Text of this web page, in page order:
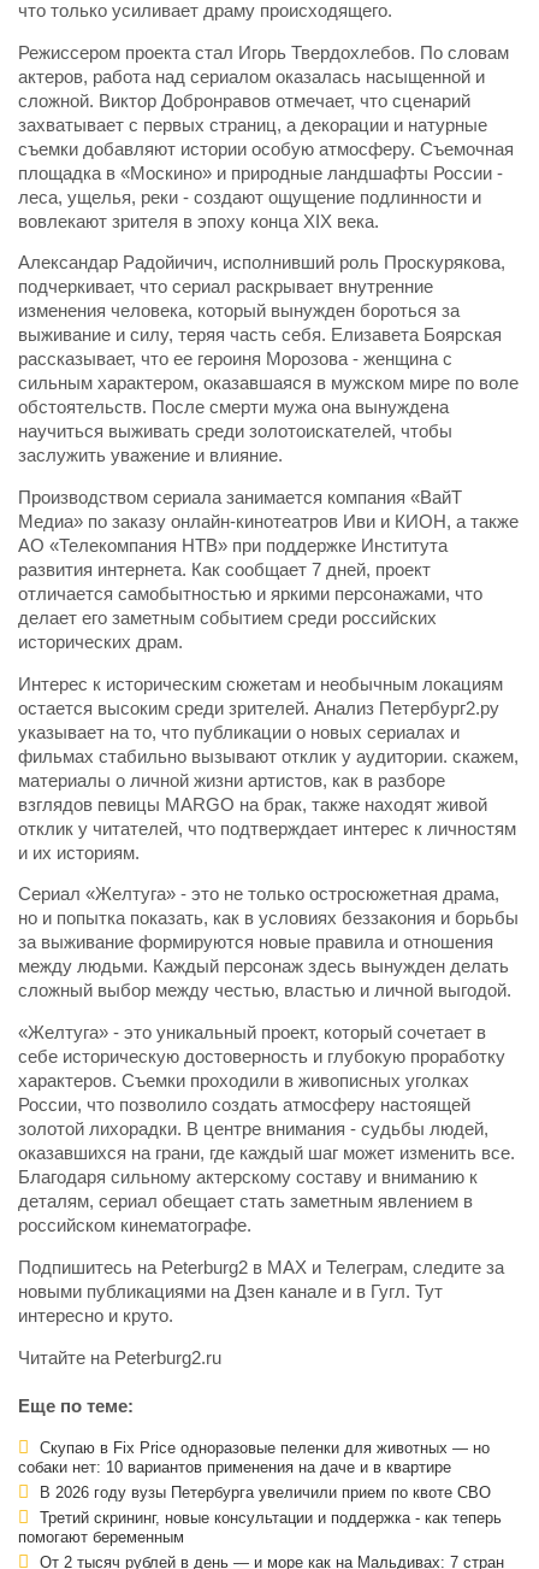
что только усиливает драму происходящего.
Режиссером проекта стал Игорь Твердохлебов. По словам
актеров, работа над сериалом оказалась насыщенной и
сложной. Виктор Добронравов отмечает, что сценарий
захватывает с первых страниц, а декорации и натурные
съемки добавляют истории особую атмосферу. Съемочная
площадка в «Москино» и природные ландшафты России -
леса, ущелья, реки - создают ощущение подлинности и
вовлекают зрителя в эпоху конца XIX века.
Александар Радойичич, исполнивший роль Проскурякова,
подчеркивает, что сериал раскрывает внутренние
изменения человека, который вынужден бороться за
выживание и силу, теряя часть себя. Елизавета Боярская
рассказывает, что ее героиня Морозова - женщина с
сильным характером, оказавшаяся в мужском мире по воле
обстоятельств. После смерти мужа она вынуждена
научиться выживать среди золотоискателей, чтобы
заслужить уважение и влияние.
Производством сериала занимается компания «ВайТ
Медиа» по заказу онлайн-кинотеатров Иви и КИОН, а также
АО «Телекомпания НТВ» при поддержке Института
развития интернета. Как сообщает 7 дней, проект
отличается самобытностью и яркими персонажами, что
делает его заметным событием среди российских
исторических драм.
Интерес к историческим сюжетам и необычным локациям
остается высоким среди зрителей. Анализ Петербург2.ру
указывает на то, что публикации о новых сериалах и
фильмах стабильно вызывают отклик у аудитории. скажем,
материалы о личной жизни артистов, как в разборе
взглядов певицы MARGO на брак, также находят живой
отклик у читателей, что подтверждает интерес к личностям
и их историям.
Сериал «Желтуга» - это не только остросюжетная драма,
но и попытка показать, как в условиях беззакония и борьбы
за выживание формируются новые правила и отношения
между людьми. Каждый персонаж здесь вынужден делать
сложный выбор между честью, властью и личной выгодой.
«Желтуга» - это уникальный проект, который сочетает в
себе историческую достоверность и глубокую проработку
характеров. Съемки проходили в живописных уголках
России, что позволило создать атмосферу настоящей
золотой лихорадки. В центре внимания - судьбы людей,
оказавшихся на грани, где каждый шаг может изменить все.
Благодаря сильному актерскому составу и вниманию к
деталям, сериал обещает стать заметным явлением в
российском кинематографе.
Подпишитесь на Peterburg2 в MAX и Телеграм, следите за
новыми публикациями на Дзен канале и в Гугл. Тут
интересно и круто.
Читайте на Peterburg2.ru
Еще по теме:
Скупаю в Fix Price одноразовые пеленки для животных — но
собаки нет: 10 вариантов применения на даче и в квартире
В 2026 году вузы Петербурга увеличили прием по квоте СВО
Третий скрининг, новые консультации и поддержка - как теперь
помогают беременным
От 2 тысяч рублей в день — и море как на Мальдивах: 7 стран